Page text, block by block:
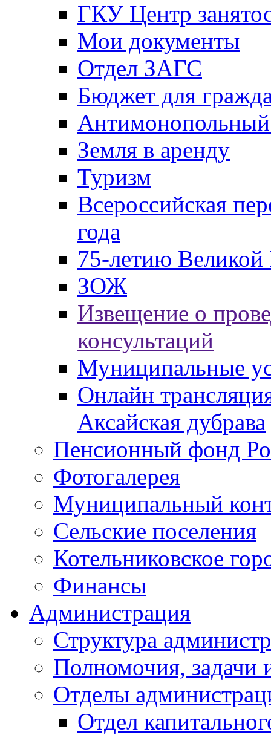
ГКУ Центр
Мои документы
Отдел ЗАГС
Бюджет для
Антимонопольный
Земля в аренду
Туризм
Всероссийская
года
75-летию
ЗОЖ
Извещение о
консультаций
Муниципальные
Онлайн
Аксайская дубрава
Пенсионный фонд
Фотогалерея
Муниципальный
Сельские поселения
Котельниковское
Финансы
Администрация
Структура
Полномочия, задачи
Отделы
Отдел